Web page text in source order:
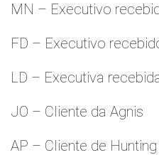
MN – Executivo
FD – Executivo
LD – Executiva
JO – Cliente da Agnis
AP – Cliente de Hunting